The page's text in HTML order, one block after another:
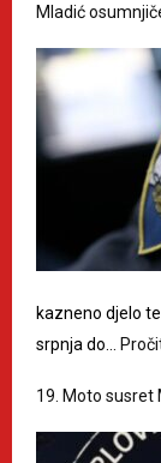
Mladić
kazneno djelo
srpnja do…
19. Moto susret